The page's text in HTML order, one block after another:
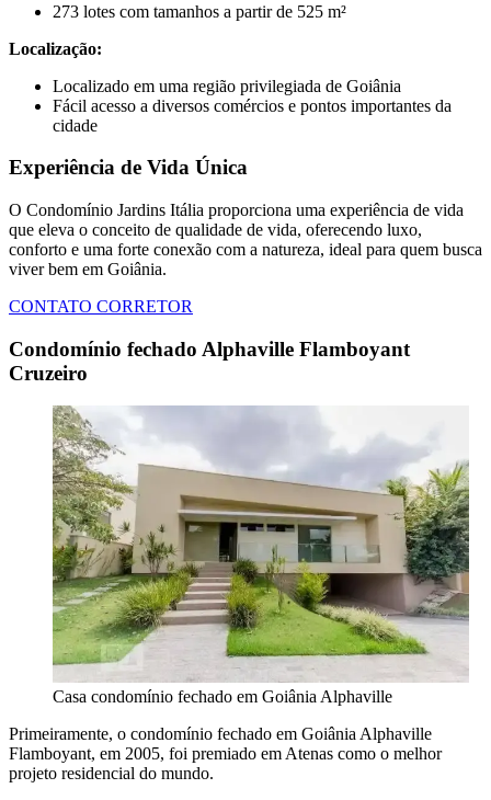
273 lotes com tamanhos a partir de 525 m²
Localização:
Localizado em uma região privilegiada de Goiânia
Fácil acesso a diversos comércios e pontos importantes da
cidade
Experiência de Vida Única
O Condomínio Jardins Itália proporciona uma experiência de vida
que eleva o conceito de qualidade de vida, oferecendo luxo,
conforto e uma forte conexão com a natureza, ideal para quem busca
viver bem em Goiânia.
CONTATO CORRETOR
Condomínio fechado Alphaville Flamboyant
Cruzeiro
Casa condomínio fechado em Goiânia Alphaville
Primeiramente, o condomínio fechado em Goiânia Alphaville
Flamboyant, em 2005, foi premiado em Atenas como o melhor
projeto residencial do mundo.